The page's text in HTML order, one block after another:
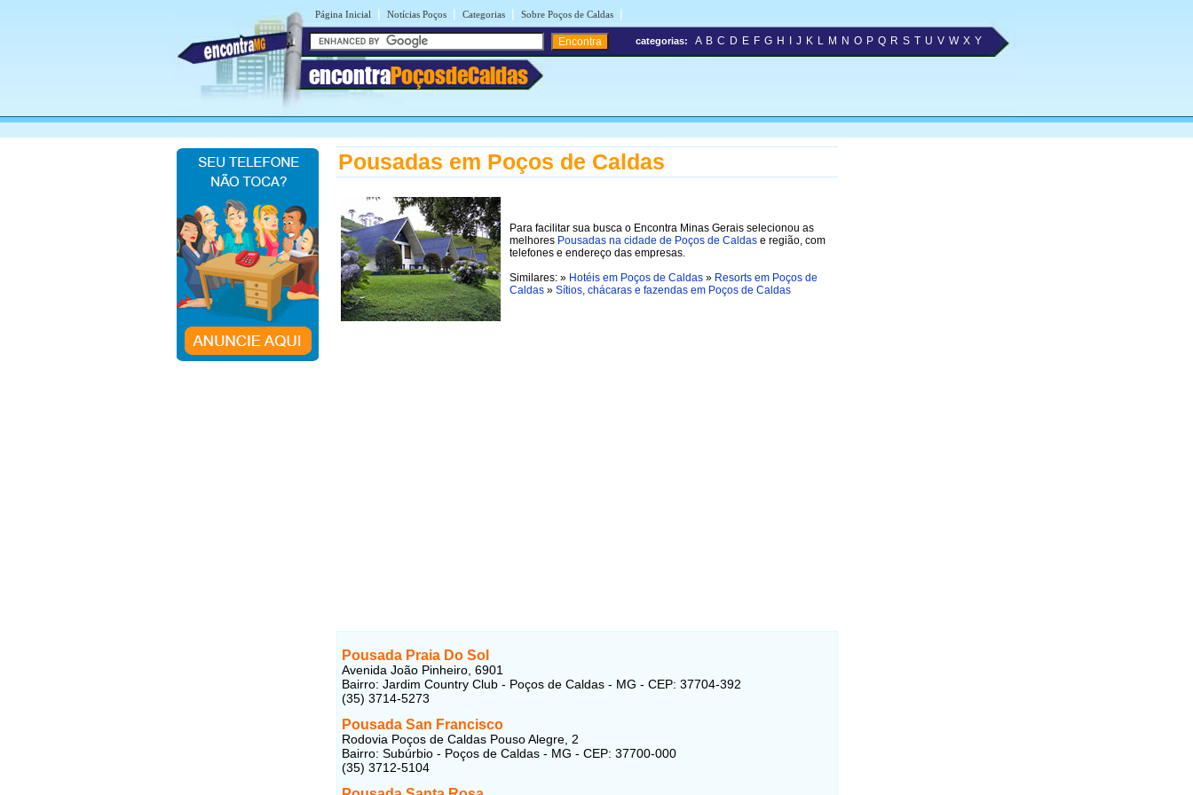
Página Inicial | Notícias Poços | Categorias | Sobre Poços de Caldas |
encontraPoçosdeCaldas
categorias: A B C D E F G H J K L M N O P Q R S T U V W X Y
Pousadas em Poços de Caldas
Para facilitar sua busca o Encontra Minas Gerais selecionou as
melhores Pousadas na cidade de Poços de Caldas e região, com
telefones e endereço das empresas.
Similares: » Hotéis em Poços de Caldas » Resorts em Poços de
Caldas » Sítios, chácaras e fazendas em Poços de Caldas
Pousada Praia Do Sol
Avenida João Pinheiro, 6901
Bairro: Jardim Country Club - Poços de Caldas - MG - CEP: 37704-392
(35) 3714-5273
Pousada San Francisco
Rodovia Poços de Caldas Pouso Alegre, 2
Bairro: Subúrbio - Poços de Caldas - MG - CEP: 37700-000
(35) 3712-5104